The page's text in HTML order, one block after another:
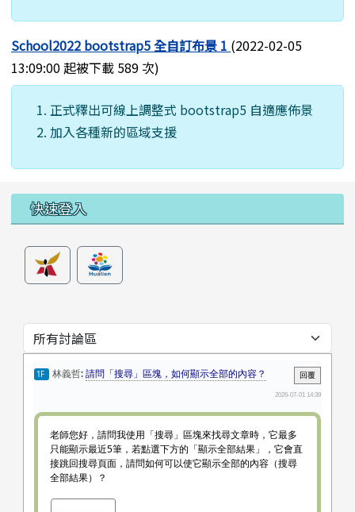
School2022 bootstrap5 全自訂布景 1 (2022-02-05
13:09:00 起被下載 589 次)
正式釋出可線上調整式 bootstrap5 自適應佈景
加入各種新的區域支援
左邊區域內容
快速登入